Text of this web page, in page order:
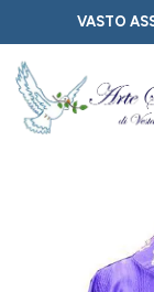
VASTO